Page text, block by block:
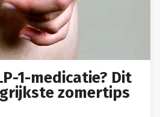
1-medicatie? Dit
zomertips